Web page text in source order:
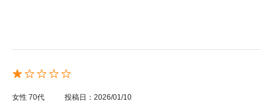
女性 70代 投稿日：2026/01/10